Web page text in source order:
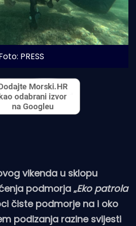
PRESS
vikenda u sklopu
podmorja „Eko patrola
čiste podmorje na i oko
podizanja razine svijesti